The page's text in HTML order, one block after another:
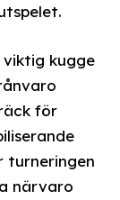
kugge
för
turneringen
närvaro